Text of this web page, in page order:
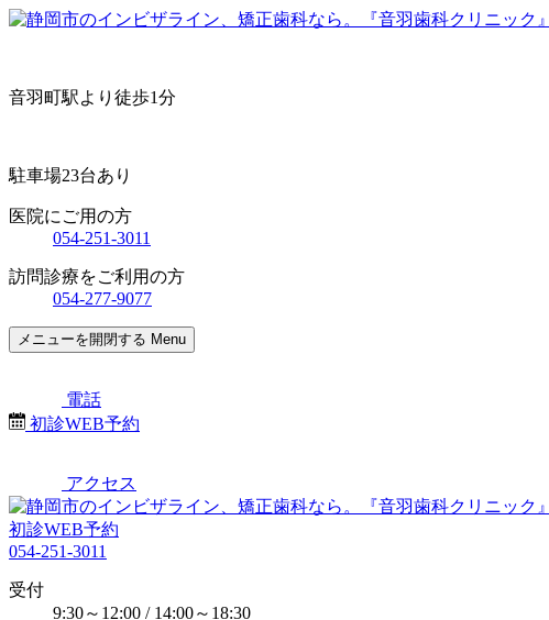
音羽町駅より徒歩1分
駐車場23台あり
医院にご用の方
054-251-3011
訪問診療をご利用の方
054-277-9077
メニューを開閉する Menu
電話
初診WEB予約
アクセス
初診WEB予約
054-251-3011
受付
9:30～12:00 / 14:00～18:30